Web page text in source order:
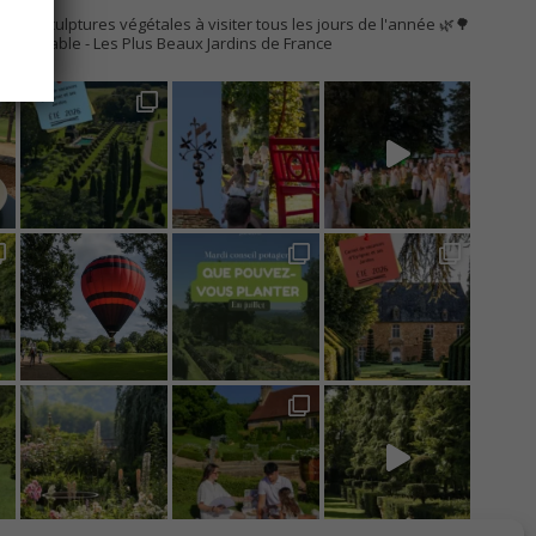
de sculptures végétales à visiter tous les jours de l'année 🌿🌳
- Les Plus Beaux Jardins de France